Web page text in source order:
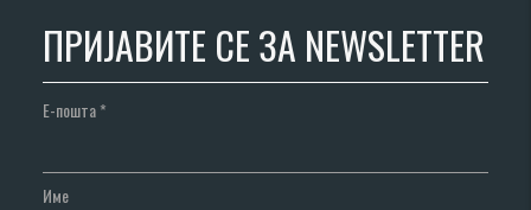
ПРИЈАВИТЕ СЕ ЗА NEWSLETTER
Е-пошта*
Име